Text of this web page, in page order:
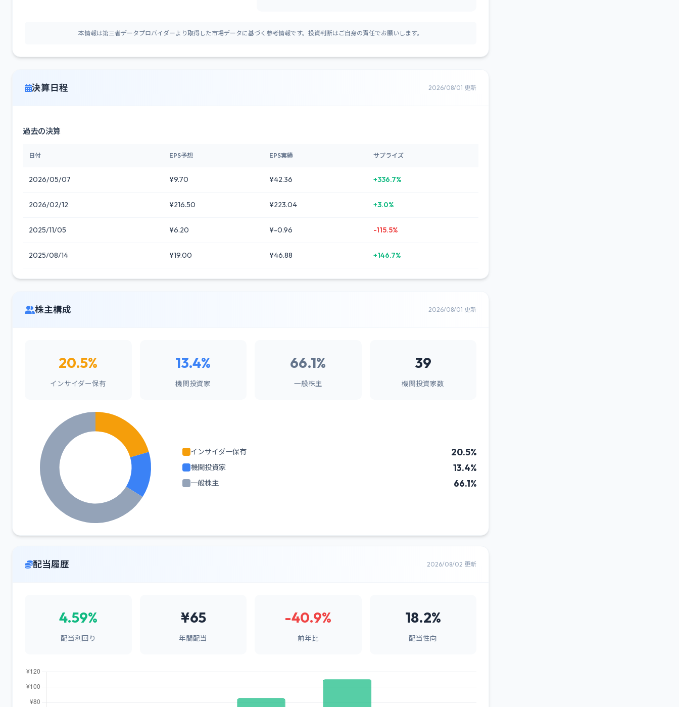
本情報は第三者データプロバイダーより取得した市場データに基づく参考情報です。投資判断はご自身の責任でお願いします。
決算日程 2026/08/01 更新
過去の決算
日付 EPS予想 EPS実績 サプライズ
2026/05/07 ¥9.70 ¥42.36 +336.7%
2026/02/12 ¥216.50 ¥223.04 +3.0%
2025/11/05 ¥6.20 ¥-0.96 -115.5%
2025/08/14 ¥19.00 ¥46.88 +146.7%
株主構成 2026/08/01 更新
20.5%
インサイダー保有
13.4%
機関投資家
66.1%
一般株主
39
機関投資家数
インサイダー保有 20.5%
機関投資家 13.4%
一般株主 66.1%
配当履歴 2026/08/02 更新
4.59%
配当利回り
¥65
年間配当
-40.9%
前年比
18.2%
配当性向